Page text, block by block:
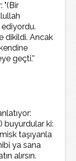
"(Bir
dikildi. Ancak
geçti.''
buyurdular ki:
taşıyanla
ya sana
alırsın.